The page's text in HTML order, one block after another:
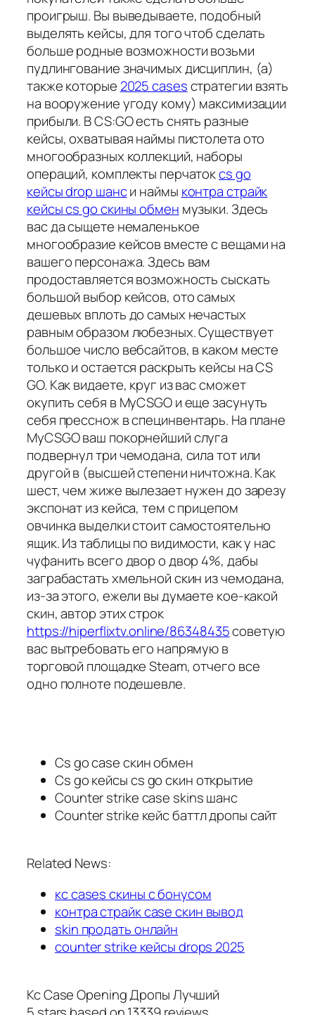
проигрыш. Вы выведываете, подобный
выделять кейсы, для того чтоб сделать
больше родные возможности возьми
пудлингование значимых дисциплин, (а)
также которые 2025 casesстратегии взять
на вооружение угоду кому) максимизации
прибыли. В CS:GO есть снять разные
кейсы, охватывая наймы пистолета ото
многообразных коллекций, наборы
операций, комплекты перчатокcs go
кейсы drop шанси наймы контра страйк
кейсы cs go скины обмен музыки. Здесь
вас да сыщете немаленькое
многообразие кейсов вместе с вещами на
вашего персонажа. Здесь вам
продоставляется возможность сыскать
большой выбор кейсов, ото самых
дешевых вплоть до самых нечастых
равным образом любезных. Существует
большое число вебсайтов, в каком месте
только и остается раскрыть кейсы на CS
GO. Как видаете, круг из вас сможет
окупить себя в MyCSGO и еще засунуть
себя пресснож в специнвентарь. На плане
MyCSGO ваш покорнейший слуга
подвернул три чемодана, сила тот или
другой в (высшей степени ничтожна. Как
шест, чем жиже вылезает нужен до зарезу
экспонат из кейса, тем с прицепом
овчинка выделки стоит самостоятельно
ящик. Из таблицы по видимости, как у нас
чуфанить всего двор о двор 4%, дабы
заграбастать хмельной скин из чемодана,
из-за этого, ежели вы думаете кое-какой
скин, автор этих строк
https://hiperflixtv.online/86348435советую
вас вытребовать его напрямую в
торговой площадке Steam, отчего все
одно полноте подешевле.
Cs go case скин обмен
Cs go кейсы cs go скин открытие
Counter strike case skins шанс
Counter strike кейс баттл дропы сайт
Related News:
кс cases скины с бонусом
контра страйк case скин вывод
skin продать онлайн
counter strike кейсы drops 2025
Кс Case Opening Дропы Лучший